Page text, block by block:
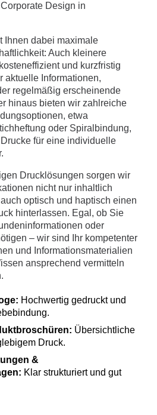
Design in
Ihnen dabei maximale
Auch kleinere
und kurzfristig
aktuelle Informationen,
regelmäßig erscheinende
hinaus bieten wir zahlreiche
etwa
oder Spiralbindung,
für eine individuelle
Drucklösungen sorgen wir
nicht nur inhaltlich
optisch und haptisch einen
hinterlassen. Egal, ob Sie
oder
– wir sind Ihr kompetenter
und Informationsmaterialien
ansprechend vermitteln
Hochwertig gedruckt und
Übersichtliche
Druck.
&
Klar strukturiert und gut